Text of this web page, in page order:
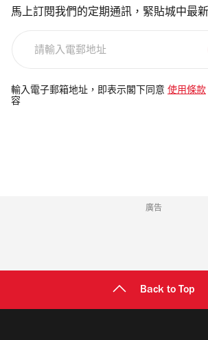
馬上訂閱我們的定期通訊，緊貼城中最
電
郵
輸入電子郵箱地址，即表示閣下同意 使用條款
容
廣告
Back to Top